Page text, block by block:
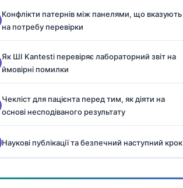
Конфлікти патернів між панелями, що вказують
на потребу перевірки
Як ШІ Kantesti перевіряє лабораторний звіт на
ймовірні помилки
Чекліст для пацієнта перед тим, як діяти на
основі несподіваного результату
Наукові публікації та безпечний наступний крок